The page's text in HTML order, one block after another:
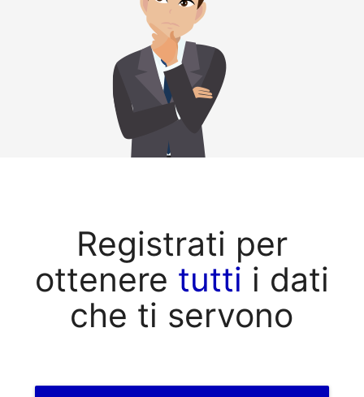
Registrati per
ottenere tutti i dati
che ti servono